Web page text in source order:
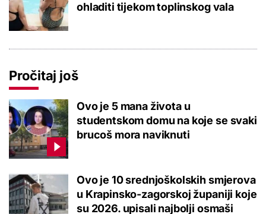
ohladiti tijekom toplinskog vala
Pročitaj još
Ovo je 5 mana života u
studentskom domu na koje se svaki
brucoš mora naviknuti
Ovo je 10 srednjoškolskih smjerova
u Krapinsko-zagorskoj županiji koje
su 2026. upisali najbolji osmaši